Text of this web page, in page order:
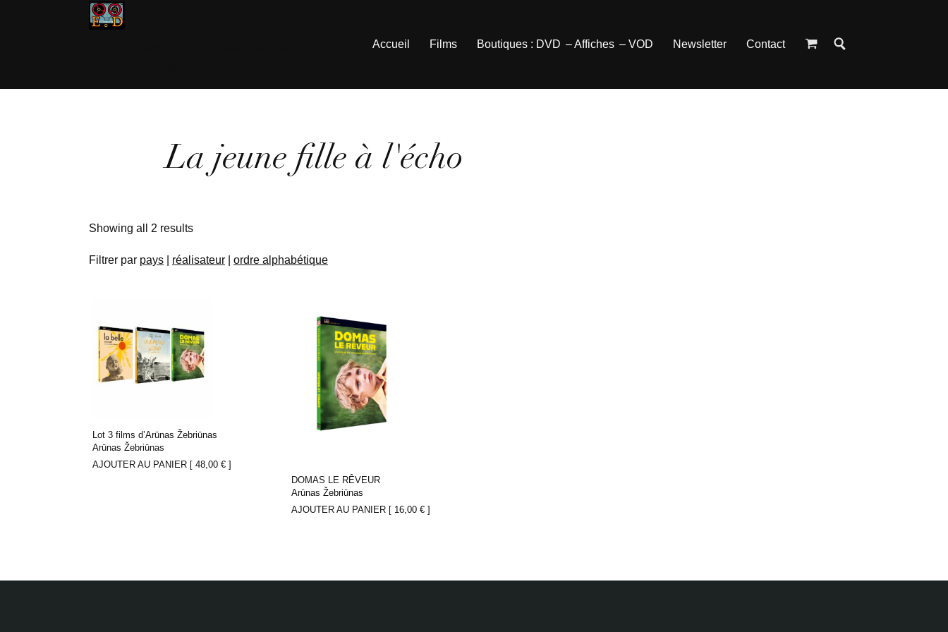
Accueil Films Boutiques : DVD – Affiches – VOD Newsletter Contact
La jeune fille à l'écho
Showing all 2 results
Filtrer par pays réalisateur ordre alphabétique
Lot 3 films d’Arūnas Žebriūnas
Arūnas Žebriūnas
AJOUTER AU PANIER [ 48,00 € ]
DOMAS LE RÊVEUR
Arūnas Žebriūnas
AJOUTER AU PANIER [ 16,00€ ]